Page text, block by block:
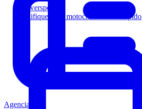
Powersports
Califique a los motociclistas más rápido
Agencia